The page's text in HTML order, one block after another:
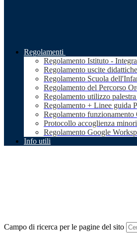
Regolamenti
Regolamento Istituto -
Regolamento uscite
Regolamento Scuola
Regolamento del Percorso
Regolamento utilizzo
Regolamento + Linee guida
Regolamento funzionamento
Protocollo accoglienza
Regolamento Google
Info utili
Campo di ricerca per le pagine del sito